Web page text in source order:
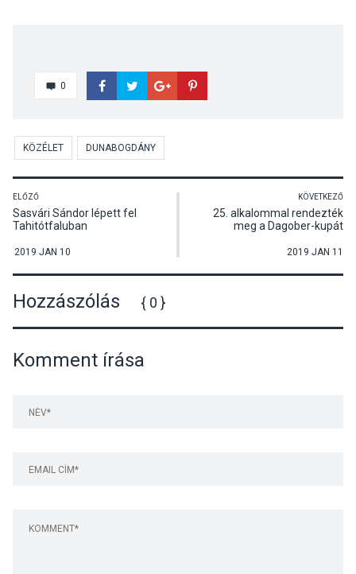
0
KÖZÉLET DUNABOGDÁNY
ELŐZŐ
Sasvári Sándor lépett fel
Tahitótfaluban
2019 JAN 10
KÖVETKEZŐ
25. alkalommal rendezték
meg a Dagober-kupát
2019 JAN 11
Hozzászólás { 0 }
Komment írása